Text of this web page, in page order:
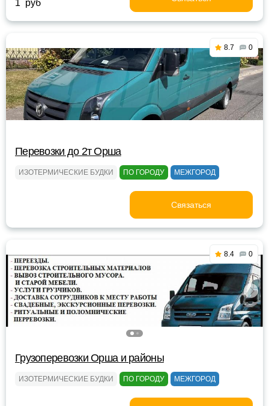
1 руб
8.7 0
Перевозки до 2т Орша
ИЗОТЕРМИЧЕСКИЕ БУДКИ ПО ГОРОДУ МЕЖГОРОД
Связаться
8.4 0
Грузоперевозки Орша и районы
ИЗОТЕРМИЧЕСКИЕ БУДКИ ПО ГОРОДУ МЕЖГОРОД